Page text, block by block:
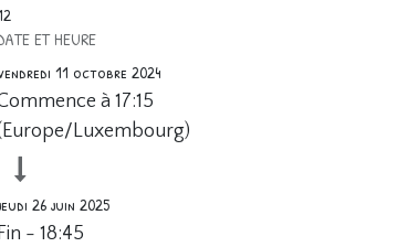
ET HEURE
11 octobre 2024
à 17:15
Europe/Luxembourg)
26 juin 2025
- 18:45